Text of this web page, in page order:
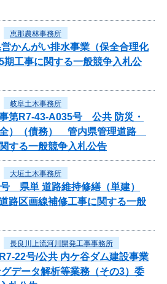
恵那農林事務所
営かんがい排水事業（保全合理化
工事に関する一般競争入札公
岐阜土木事務所
第R7-43-A035号 公共 防災・
）（債務） 管内県管理道路
する一般競争入札公告
大垣土木事務所
県単 道路維持修繕（単建）
路区画線補修工事に関する一般
長良川上流河川開発工事事務所
22号/公共 内ケ谷ダム建設事業
グデータ解析等業務（その3）委